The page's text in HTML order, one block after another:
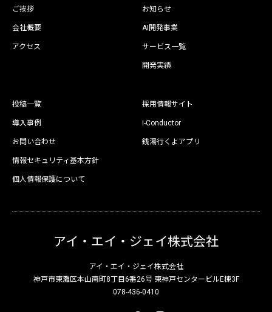
ご挨拶
会社概要
アクセス
お知らせ
AI開発事業
サービス一覧
開発実績
投稿一覧
導入事例
お問い合わせ
情報セキュリティ基本方針
個人情報保護について
採用情報サイト
i-Conductor
銭湯行くよアプリ
アイ・エイ・ジェイ株式会社
アイ・エイ・ジェイ株式会社
神戸市東灘区本山南町8丁目6番26号 東神戸センタービルE棟3F
078-436-0410